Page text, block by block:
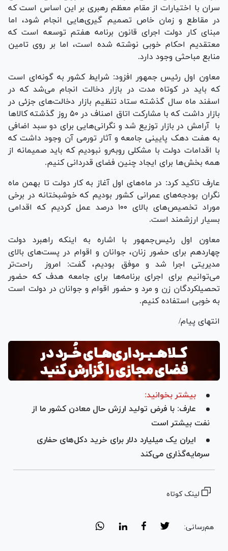
سران با اختیارات از مقام معظم رهبری بر این اساس است که
در مقاطع و زمان خاص تصمیم گیری‌هایی انجام شود، اما
مبنای کار دولت اجرای قانون برنامه هفتم توسعه است که
معتقدیم احکام خوبی نوشته شده است، اما بر روی تامین
منابع مباحثی وجود دارد.
معاون اول رئیس جمهور افزود: شرایط کشور به گونه‌ای است
که باید در کوتاه مدت در بازار دخالت انجام می‌شد که در
اسفند ماه سال گذشته ستاد تنظیم بازار دخالت‌های جزئی در
بازار داشت که با مشارکت اتاق اصناف در ۵۰ روز گذشته کالا‌ها
با آرامش در بازار توزیع شد و نگرانی‌هایی برای دو سبد اضافی
به هفت دهک پایینی جامعه و آثار تورمی آن وجود داشت که
با اقدامات دولت با مشکلی رو‌به‌رو نبودیم که باید صمیمانه از
همه بخش‌ها برای ایجاد چنین فضای قدردانی کنیم.
عارف تاکید کرد: در ماه‌های اول آغاز به کار دولت تا بهمن ماه
نگران بودجه‌های عمرانی کشور بودیم که خوشبختانه در برخی
موراد تخصیص‌های بالای ۱۰۰ درصد عمل کردیم که اقدامی
بسیار ارزشمند است.
معاون اول رئیس‌جمهور با اشاره به اینکه راهبرد دولت
چهاردهم برای حضور زنان، جوانان و اقوام در پست‌های بالای
مدیریتی اجرا شد و موفق بودیم، گفت: امروز راحت‌تر
می‌توانیم برای اجرای برنامه‌ها برای جامعه هدف که حضور
تحصیلکردگان زن و مرد و حضور اقوام و جوانان در دولت است
به خوبی استفاده کنیم.
انتهای پیام/
بیشتر بخوانید:
عارف: با فرض تولید ارزش حال معادن کشور ما از
نفت بیشتر است
ایران یک میلیارد دلار برای خرید دکل‌های حفاری
سرمایه‌گذاری می‌کند
لینک کوتاه
هم‌رسانی: